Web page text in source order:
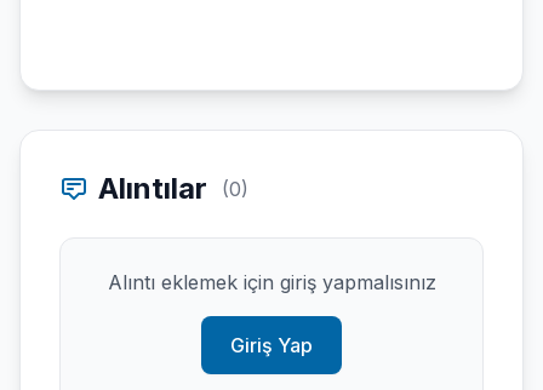
Alıntılar (0)
Alıntı eklemek için giriş yapmalısınız
Giriş Yap